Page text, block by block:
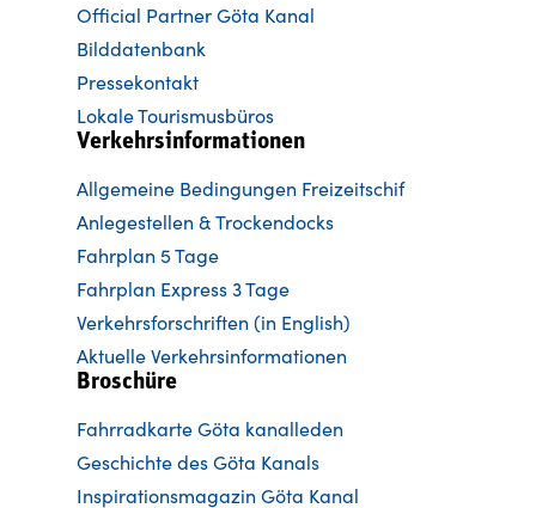
Official Partner Göta Kanal
Bilddatenbank
Pressekontakt
Lokale Tourismusbüros
Verkehrsinformationen
Allgemeine Bedingungen Freizeitschif
Anlegestellen & Trockendocks
Fahrplan 5 Tage
Fahrplan Express 3 Tage
Verkehrsforschriften (in English)
Aktuelle Verkehrsinformationen
Broschüre
Fahrradkarte Göta kanalleden
Geschichte des Göta Kanals
Inspirationsmagazin Göta Kanal